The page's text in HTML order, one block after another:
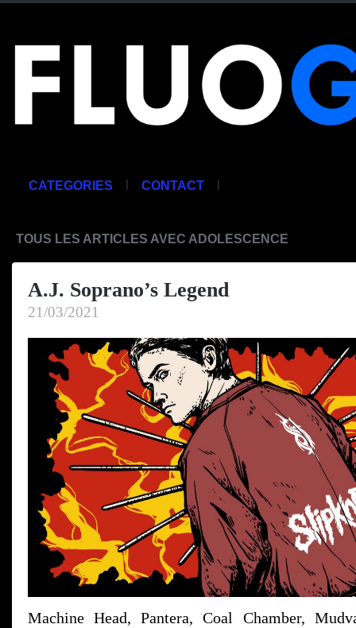
CATEGORIES | CONTACT |
TOUS LES ARTICLES AVEC ADOLESCENCE
A.J. Soprano’s Legend
21/03/2021
Machine Head, Pantera, Coal Chamber,